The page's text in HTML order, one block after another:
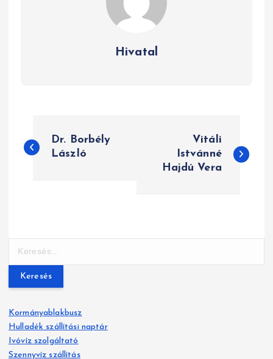
Hivatal
e
y
z
s
n
Dr. Borbély
László
Vitáli
Istvánné
Hajdú Vera
e
é
s
:
Kormányablakbusz
Hulladék szállítási naptár
Ivóvíz szolgáltató
Szennyvíz szállítás